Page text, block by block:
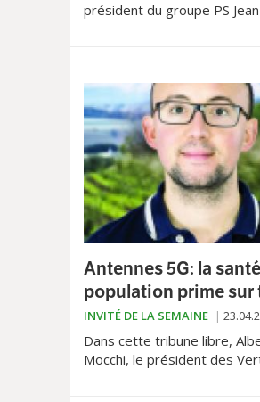
président du groupe PS Jean
Antennes 5G: la
population prime sur
INVITÉ DE LA SEMAINE
Dans cette tribune libre,
Mocchi, le président des